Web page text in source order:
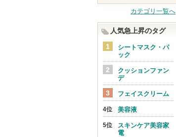
カテゴリ一覧へ
人気急上昇のタグ
シートマスク・パ
ック
クッションファン
デ
フェイスクリーム
美容液
スキンケア美容家
電